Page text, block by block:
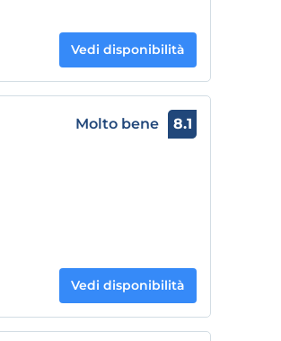
Vedi disponibilità
Molto bene 8.1
Vedi disponibilità